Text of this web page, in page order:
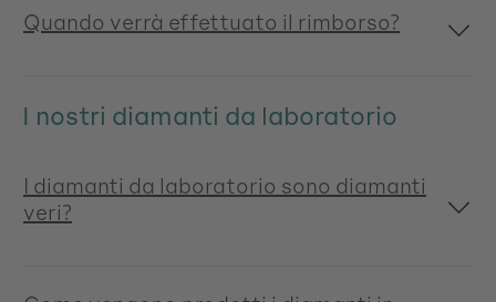
Quando verrà effettuato il rimborso?
I nostri diamanti da laboratorio
I diamanti da laboratorio sono diamanti
veri?